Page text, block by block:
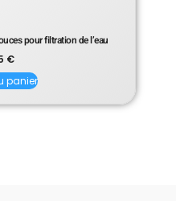
pour filtration de l’eau
€
panier